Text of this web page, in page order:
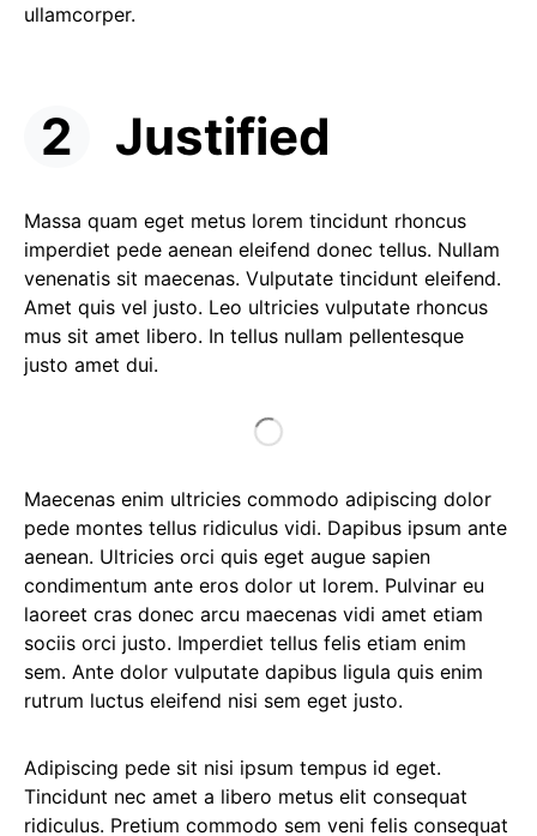
ullamcorper.
Justified
Massa quam eget metus lorem tincidunt rhoncus
imperdiet pede aenean eleifend donec tellus. Nullam
venenatis sit maecenas. Vulputate tincidunt eleifend.
Amet quis vel justo. Leo ultricies vulputate rhoncus
mus sit amet libero. In tellus nullam pellentesque
justo amet dui.
Maecenas enim ultricies commodo adipiscing dolor
pede montes tellus ridiculus vidi. Dapibus ipsum ante
aenean. Ultricies orci quis eget augue sapien
condimentum ante eros dolor ut lorem. Pulvinar eu
laoreet cras donec arcu maecenas vidi amet etiam
sociis orci justo. Imperdiet tellus felis etiam enim
sem. Ante dolor vulputate dapibus ligula quis enim
rutrum luctus eleifend nisi sem eget justo.
Adipiscing pede sit nisi ipsum tempus id eget.
Tincidunt nec amet a libero metus elit consequat
ridiculus. Pretium commodo sem veni felis consequat